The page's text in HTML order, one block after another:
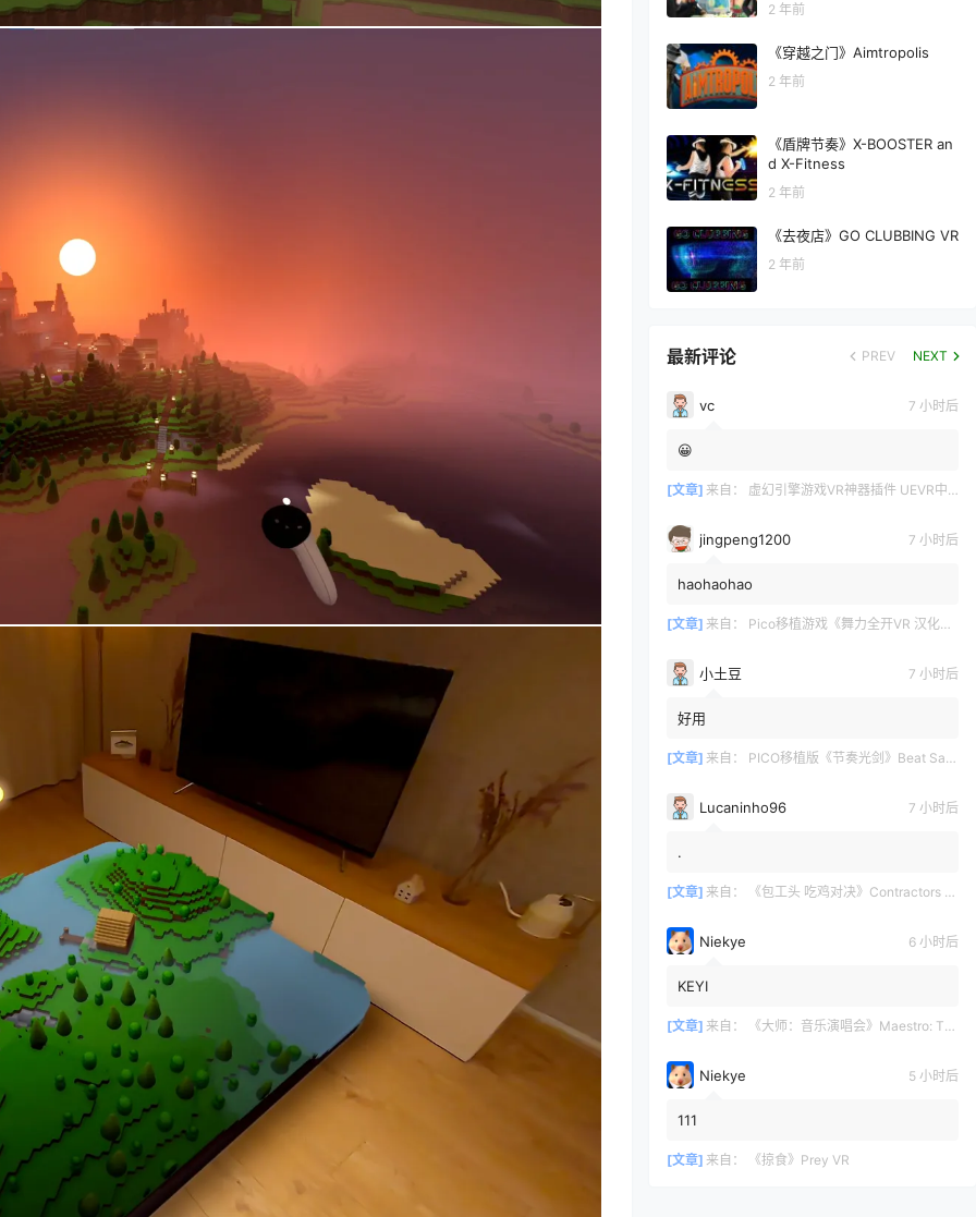
2 年前
《穿越之门》Aimtropolis
2 年前
《盾牌节奏》X-BOOSTER an
d X-Fitness
2 年前
《去夜店》GO CLUBBING VR
2 年前
最新评论 PREV NEXT
vc 7 小时后
😀
[文章] 来自： 虚幻引擎游戏VR神器插件 UEVR中文版
jingpeng1200 7 小时后
haohaohao
[文章] 来自： Pico移植游戏《舞力全开VR 汉化中文版 – 欢迎来到舞力城》Just Dance VR – Welcome to Dancity
小土豆 7 小时后
好用
[文章] 来自： PICO移植版《节奏光剑》Beat Saber 一体机游戏
Lucaninho96 7 小时后
.
[文章] 来自： 《包工头 吃鸡对决》Contractors Showdown
Niekye 6 小时后
KEYI
[文章] 来自： 《大师：音乐演唱会》Maestro: The Masterclass
Niekye 5 小时后
111
[文章] 来自： 《掠食》Prey VR